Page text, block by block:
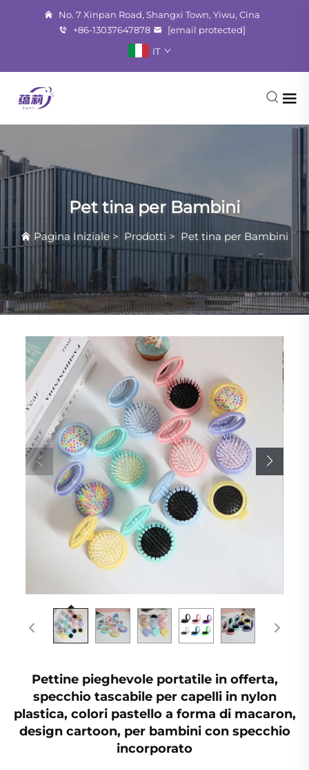
No. 7 Xinpan Road, Shangxi Town, Yiwu, Cina
+86-13037647878
[email protected]
IT
Pet tina per Bambini
Pagina Iniziale > Prodotti > Pet tina per Bambini
Pettine pieghevole portatile in offerta,
specchio tascabile per capelli in nylon
plastica, colori pastello a forma di macaron,
design cartoon, per bambini con specchio
incorporato